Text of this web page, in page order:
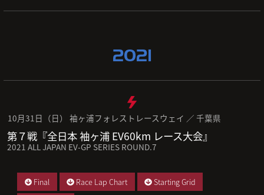
2021
10月31日（日） 袖ヶ浦フォレストレースウェイ ／ 千葉県
第７戦『全日本 袖ヶ浦 EV60km レース大会』
2021 ALL JAPAN EV-GP SERIES ROUND.7
Final Race Lap Chart
Starting Grid